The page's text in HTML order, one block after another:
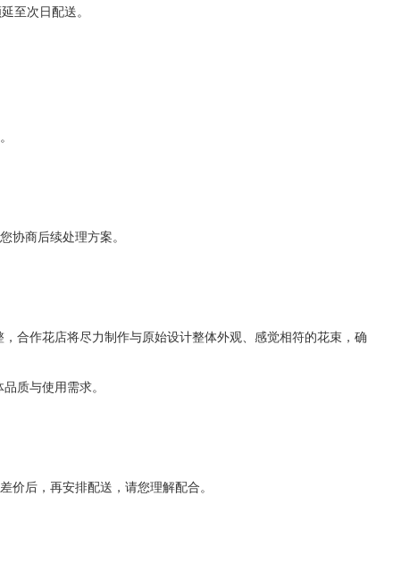
至次日配送。
协商后续处理方案。
合作花店将尽力制作与原始设计整体外观、感觉相符的花束，确
质与使用需求。
价后，再安排配送，请您理解配合。